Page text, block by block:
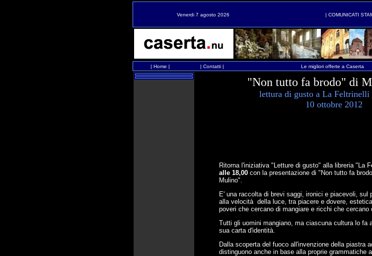
Venerdi 7 agosto 2026 | COMUNICATI
| Home | | Contatti| Le migliori offerte a Caserta
"Non tutto fa brodo" di
lettura di gusto a La Feltrinelli
10 ottobre 2012
Ritorna l'iniziativa "Letture di gusto" alla libreria "La
alle 18,00 con la presentazione di "Non tutto fa
Mulino".
E' una raccolta di brevi saggi, ironici e piacevoli, sul
alla velocità della luce, tra piacere e dovere,
poveri che cercano di mangiare e ricchi che cercano
Tutti gli uomini mangiano, ma ciascuna cultura lo fa
sua carta d'identità.
Dalla scoperta del fuoco all'invenzione della piastra
distinguono anche in base alla proprie grammatiche